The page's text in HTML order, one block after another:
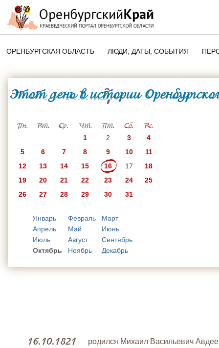
ОРЕНБУРГСКАЯ ОБЛАСТЬ ЛЮДИ, ДАТЫ, CОБЫТИЯ
ЭТОТ ДЕНЬ В ИСТОРИИ
ПАМЯТНЫЕ ДАТЫ
Этот день в истории
16 Октября
Пн. Вт. Ср. Чт. Пт. Сб. Вс.
1 2 3
4
5
6 7 8 9 10
11
12
13 14 15 16 17
18
19
20 21 22 23 24
25
26
27 28 29 30 31
Январь Февраль
Март
Апрель
Май
Июнь
Июль
Август
Сентябрь
Октябрь
Ноябрь Декабрь
16.10.1821 родился Михаил Васильевич